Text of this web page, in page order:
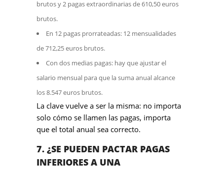
brutos y 2 pagas extraordinarias de 610,50 euros
brutos.
En 12 pagas prorrateadas: 12 mensualidades
de 712,25 euros brutos.
Con dos medias pagas: hay que ajustar el
salario mensual para que la suma anual alcance
los 8.547 euros brutos.
La clave vuelve a ser la misma: no importa
solo cómo se llamen las pagas, importa
que el total anual sea correcto.
7. ¿SE PUEDEN PACTAR PAGAS
INFERIORES A UNA